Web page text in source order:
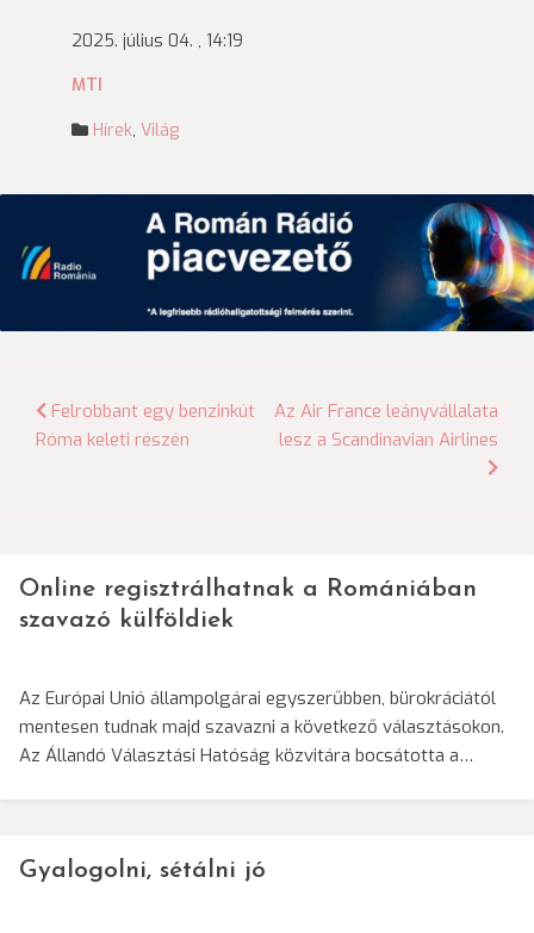
2025. július 04. , 14:19
MTI
Hírek, Világ
Bejegyzés
Felrobbant egy benzinkút
Róma keleti részén
Az Air France leányvállalata
lesz a Scandinavian Airlines
Online regisztrálhatnak a Romániában
szavazó külföldiek
Az Európai Unió állampolgárai egyszerűbben, bürokráciától
mentesen tudnak majd szavazni a következő választásokon.
Az Állandó Választási Hatóság közvitára bocsátotta a…
Gyalogolni, sétálni jó